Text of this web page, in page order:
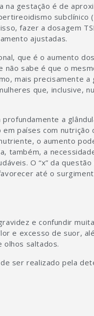
na gestação é de
subclínico
fazer a dosagem
ajustadas.
que é o aumento
sabe é que o
mais precisamente a
que, inclusive,
a
países com nutrição
o aumento
também, a
O “x” da
até o
e confundir
e excesso de suor,
olhos saltados.
ser realizado pela